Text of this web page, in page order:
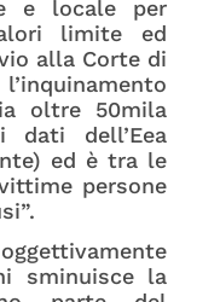
e locale per
limite ed
alla Corte di
oltre 50mila
dati dell’Eea
ed è tra le
persone
sminuisce la